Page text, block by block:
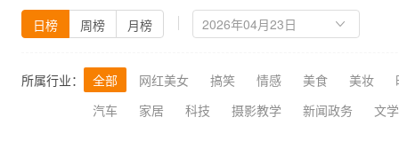
日榜 周榜 月榜
所属行业： 全部 网红美女 搞笑 情感 美食 美妆
汽车
家居 科技 摄影教学 新闻政务 文